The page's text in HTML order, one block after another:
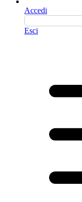
Accedi
Esci